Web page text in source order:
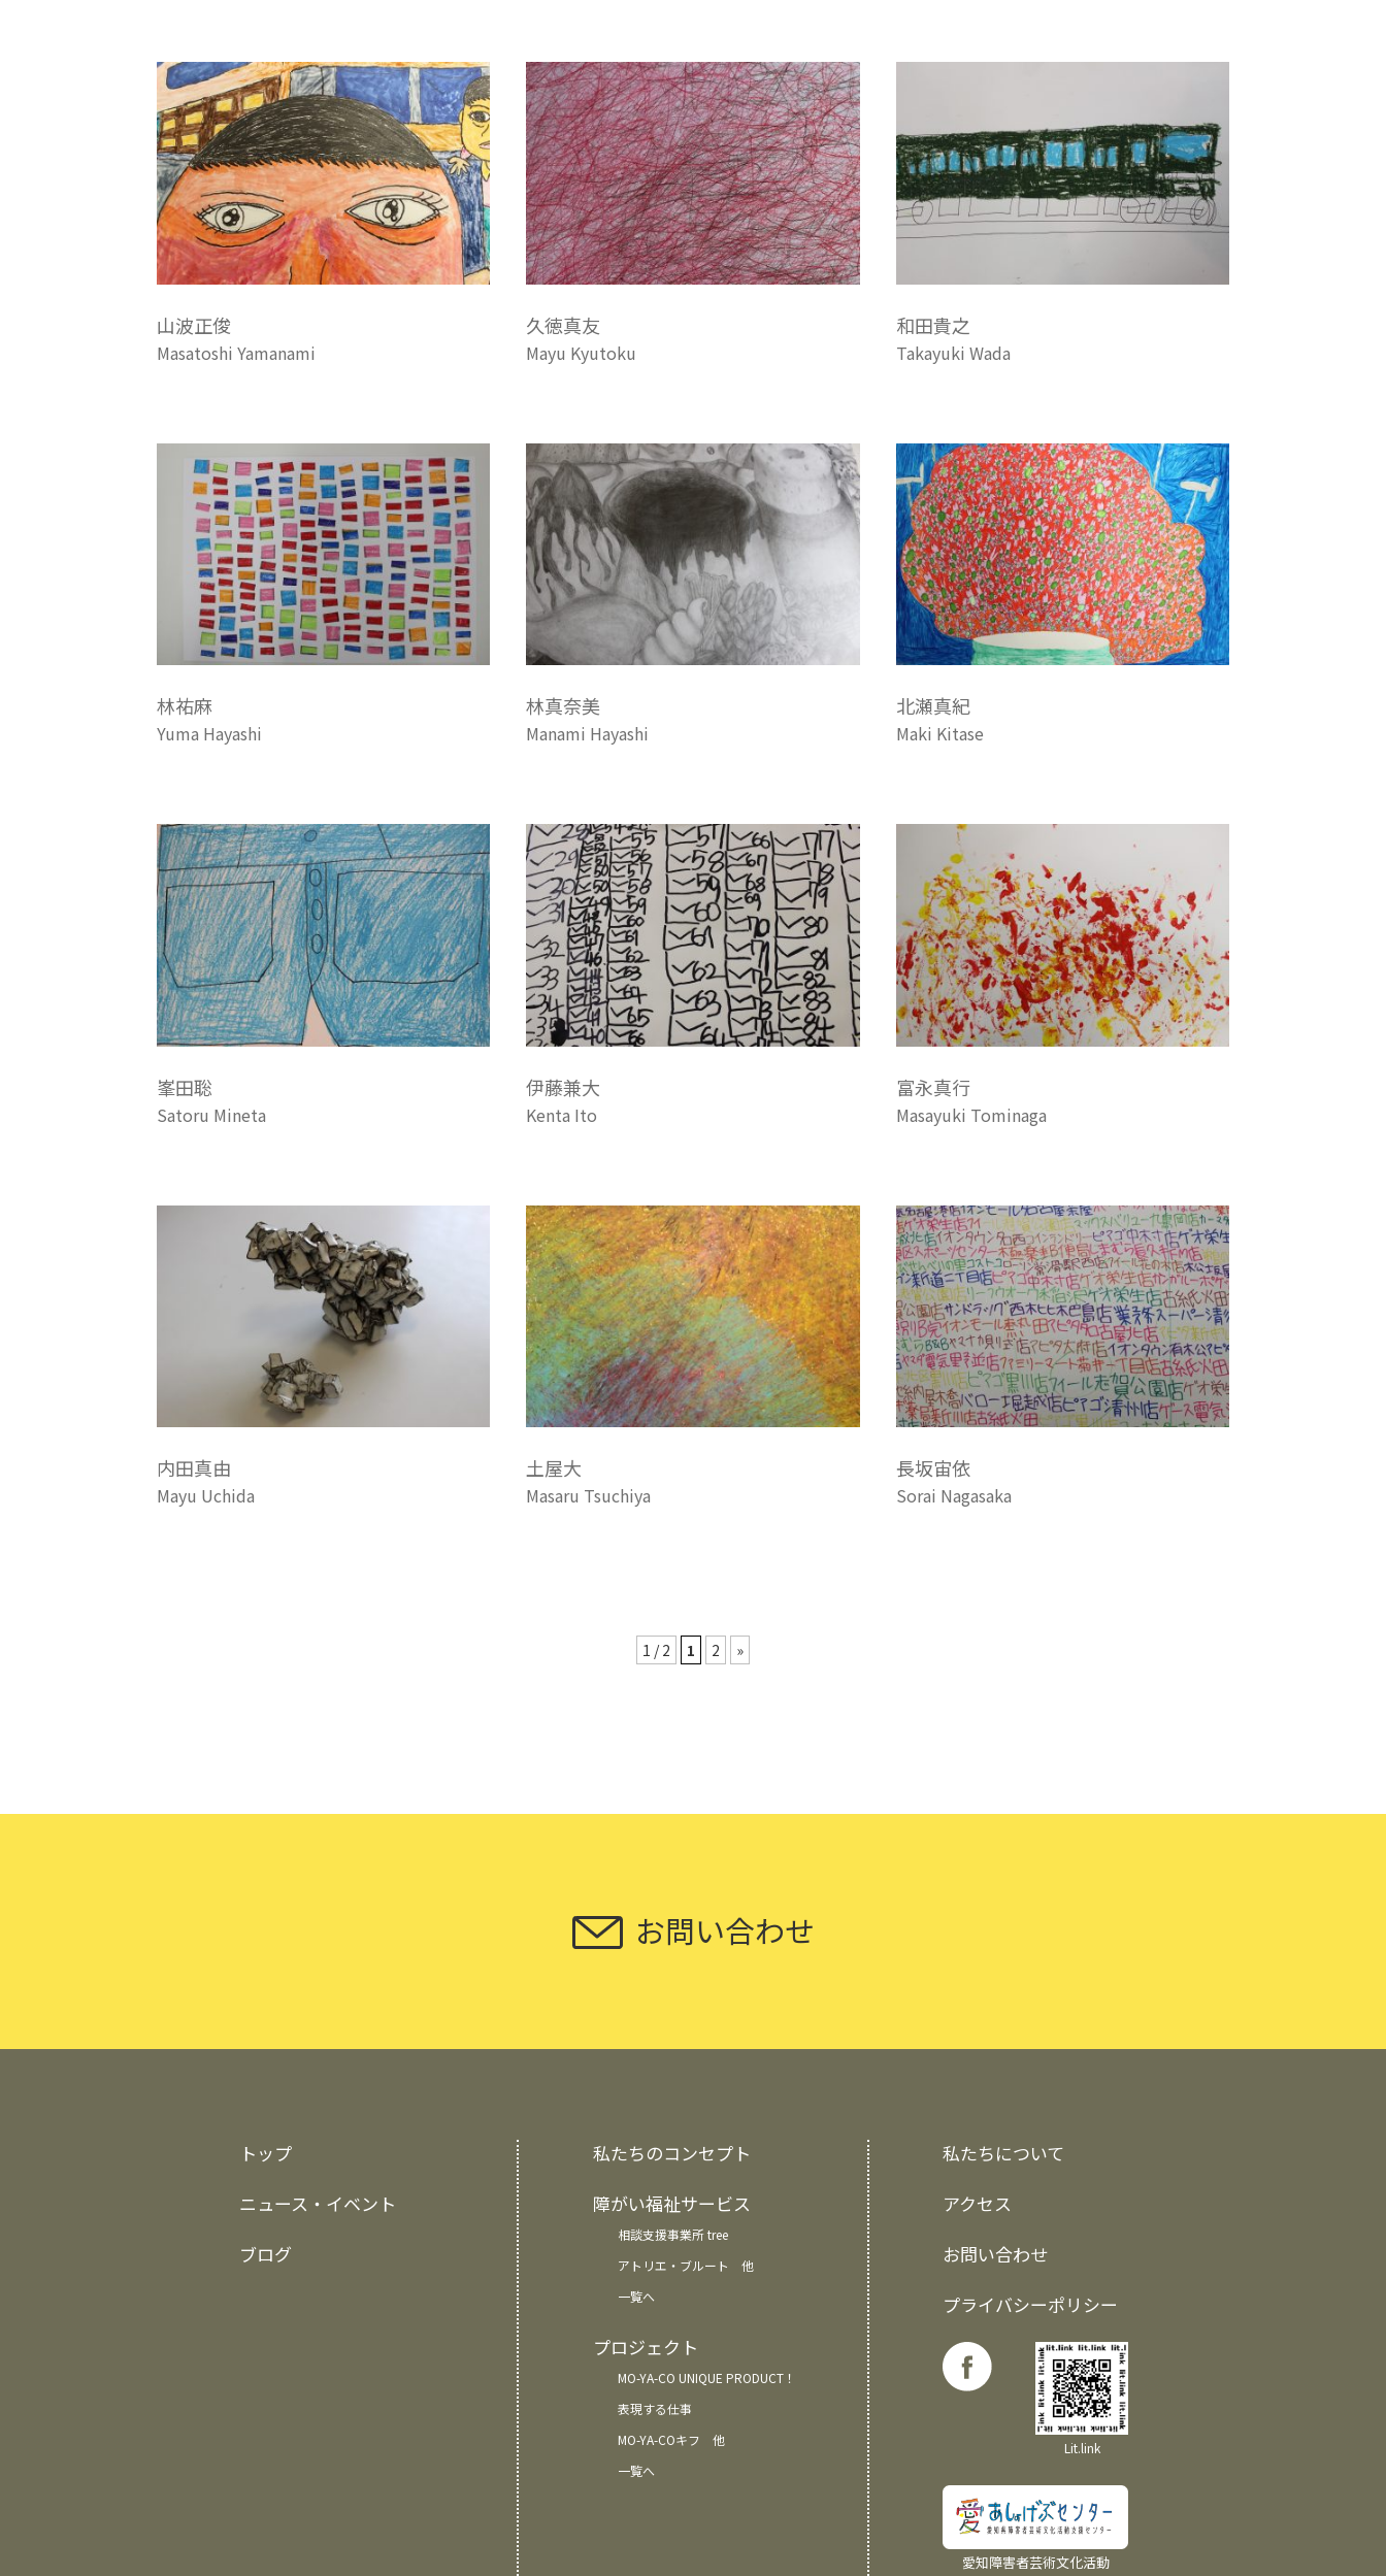
山波正俊
Masatoshi Yamanami
久徳真友
Mayu Kyutoku
和田貴之
Takayuki Wada
林祐麻
Yuma Hayashi
林真奈美
Manami Hayashi
北瀬真紀
Maki Kitase
峯田聡
Satoru Mineta
伊藤兼大
Kenta Ito
富永真行
Masayuki Tominaga
内田真由
Mayu Uchida
土屋大
Masaru Tsuchiya
長坂宙依
Sorai Nagasaka
1 / 2 1 2 »
お問い合わせ
トップ
ニュース・イベント
ブログ
私たちのコンセプト
障がい福祉サービス
相談支援事業所 tree
アトリエ・ブルート 他
一覧へ
プロジェクト
MO-YA-CO UNIQUE PRODUCT！
表現する仕事
MO-YA-COキフ 他
一覧へ
私たちについて
アクセス
お問い合わせ
プライバシーポリシー
Lit.link
愛知障害者芸術文化活動